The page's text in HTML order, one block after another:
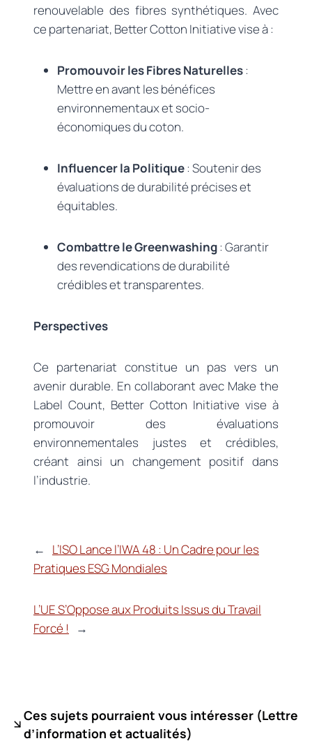
renouvelable des fibres synthétiques. Avec
ce partenariat, Better Cotton Initiative vise à :
Promouvoir les Fibres Naturelles:
Mettre en avant les bénéfices
environnementaux et socio-
économiques du coton.
Influencer la Politique: Soutenir des
évaluations de durabilité précises et
équitables.
Combattre le Greenwashing: Garantir
des revendications de durabilité
crédibles et transparentes.
Perspectives
Ce partenariat constitue un pas vers un
avenir durable. En collaborant avec Make the
Label Count, Better Cotton Initiative vise à
promouvoir des évaluations
environnementales justes et crédibles,
créant ainsi un changement positif dans
l’industrie.
←
L’ISO Lance l’IWA 48 : Un Cadre pour les
Pratiques ESG Mondiales
L’UE S’Oppose aux Produits Issus du Travail
Forcé !
→
Ces sujets pourraient vous intéresser (Lettre
d’information et actualités)